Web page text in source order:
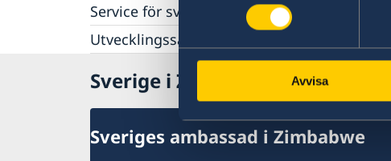
Avvisa
Service för svenska företag
Information till svenska företag
Handel med Zimbabwe
Att göra affärer i Zimbabwe
Business Sweden
Anmäla handelshinder
Utvecklingssamarbete
Sveriges utvecklingssamarbete med Zimbabwe
2022-26
Korruption och oegentligheter
Sverige i Zimbabwe
Sveriges ambassad i Zimbabwe